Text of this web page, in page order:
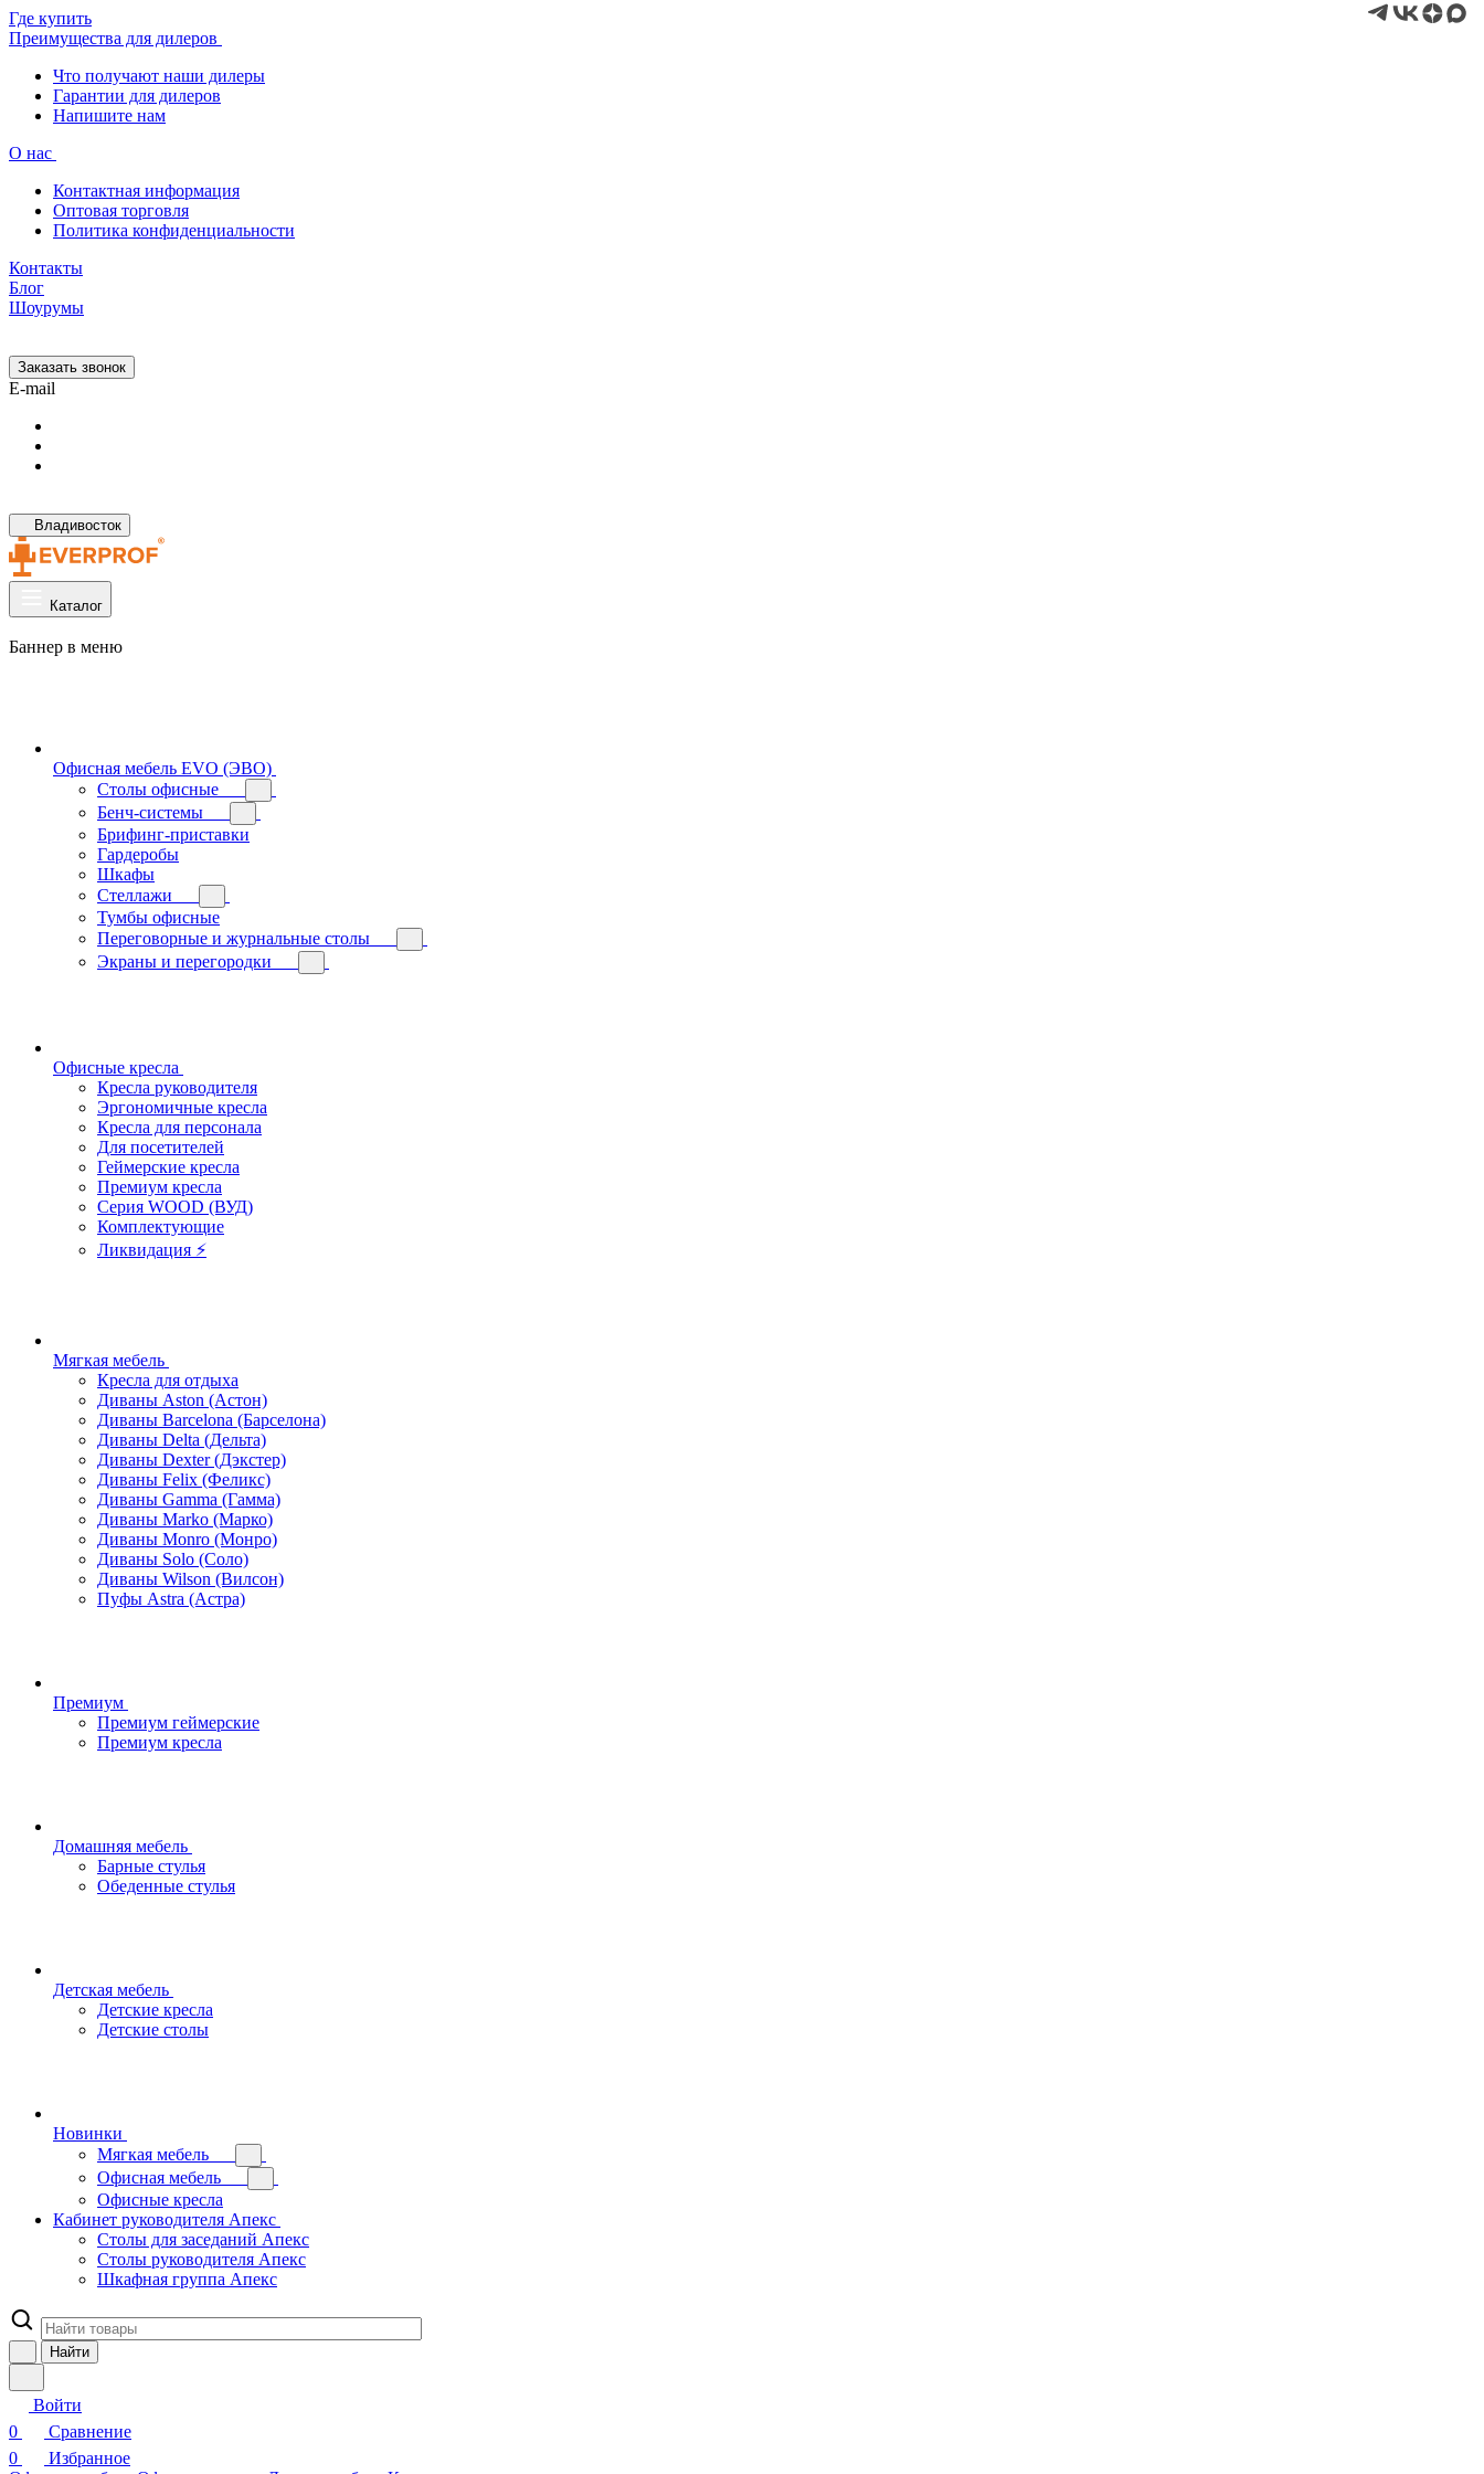
Где купить
Преимущества для дилеров
Что получают наши дилеры
Гарантии для дилеров
Напишите нам
О нас
Контактная информация
Оптовая торговля
Политика конфиденциальности
Контакты
Блог
Шоурумы
Заказать звонок
E-mail
Владивосток
Каталог
Баннер в меню
Офисная мебель EVO (ЭВО)
Cтолы офисные
Бенч-системы
Брифинг-приставки
Гардеробы
Шкафы
Стеллажи
Тумбы офисные
Переговорные и журнальные столы
Экраны и перегородки
Офисные кресла
Кресла руководителя
Эргономичные кресла
Кресла для персонала
Для посетителей
Геймерские кресла
Премиум кресла
Серия WOOD (ВУД)
Комплектующие
Ликвидация ⚡
Мягкая мебель
Кресла для отдыха
Диваны Aston (Астон)
Диваны Barcelona (Барселона)
Диваны Delta (Дельта)
Диваны Dexter (Дэкстер)
Диваны Felix (Феликс)
Диваны Gamma (Гамма)
Диваны Marko (Марко)
Диваны Monro (Монро)
Диваны Solo (Соло)
Диваны Wilson (Вилсон)
Пуфы Astra (Астра)
Премиум
Премиум геймерские
Премиум кресла
Домашняя мебель
Барные стулья
Обеденные стулья
Детская мебель
Детские кресла
Детские столы
Новинки
Мягкая мебель
Офисная мебель
Офисные кресла
Кабинет руководителя Апекс
Столы для заседаний Апекс
Столы руководителя Апекс
Шкафная группа Апекс
Найти
Войти
0
Сравнение
0
Избранное